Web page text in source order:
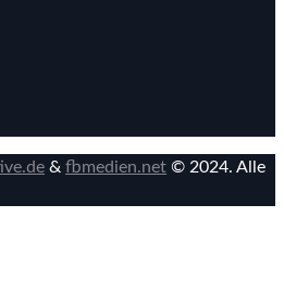
& fbmedien.net © 2024. Alle